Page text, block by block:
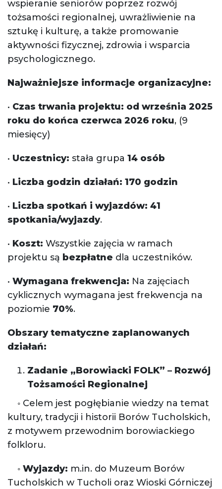
wspieranie seniorów poprzez rozwój
tożsamości regionalnej, uwrażliwienie na
sztukę i kulturę, a także promowanie
aktywności fizycznej, zdrowia i wsparcia
psychologicznego.
Najważniejsze informacje organizacyjne:
• Czas trwania projektu: od września 2025
roku do końca czerwca 2026 roku, (9
miesięcy)
• Uczestnicy: stała grupa 14 osób
• Liczba godzin działań: 170 godzin
• Liczba spotkań i wyjazdów: 41
spotkania/wyjazdy.
• Koszt: Wszystkie zajęcia w ramach
projektu są bezpłatne dla uczestników.
• Wymagana frekwencja: Na zajęciach
cyklicznych wymagana jest frekwencja na
poziomie 70%.
Obszary tematyczne zaplanowanych
działań:
Zadanie „Borowiacki FOLK” – Rozwój
Tożsamości Regionalnej
◦ Celem jest pogłębianie wiedzy na temat
kultury, tradycji i historii Borów Tucholskich,
z motywem przewodnim borowiackiego
folkloru.
◦ Wyjazdy: m.in. do Muzeum Borów
Tucholskich w Tucholi oraz Wioski Górniczej